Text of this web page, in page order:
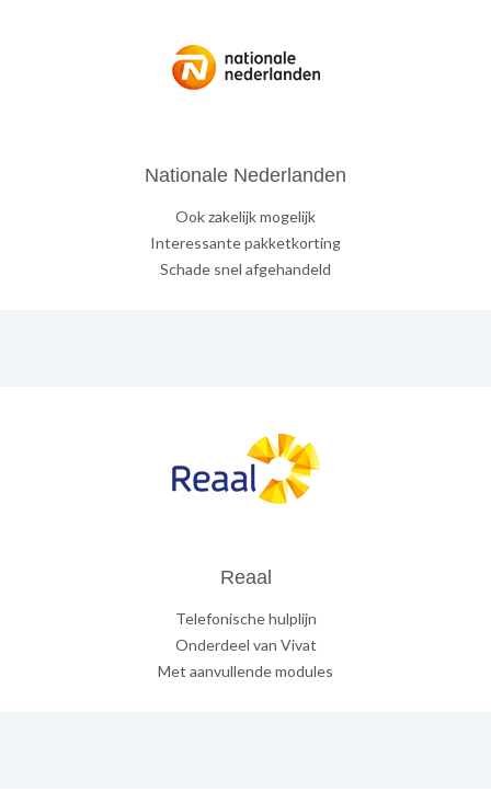
Nationale Nederlanden
Ook zakelijk mogelijk
Interessante pakketkorting
Schade snel afgehandeld
Reaal
Telefonische hulplijn
Onderdeel van Vivat
Met aanvullende modules